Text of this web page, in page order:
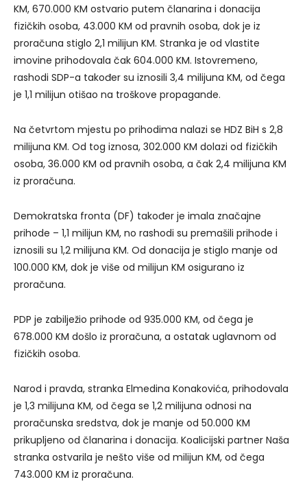
KM, 670.000 KM ostvario putem članarina i donacija
fizičkih osoba, 43.000 KM od pravnih osoba, dok je iz
proračuna stiglo 2,1 milijun KM. Stranka je od vlastite
imovine prihodovala čak 604.000 KM. Istovremeno,
rashodi SDP-a također su iznosili 3,4 milijuna KM, od čega
je 1,1 milijun otišao na troškove propagande.
Na četvrtom mjestu po prihodima nalazi se HDZ BiH s 2,8
milijuna KM. Od tog iznosa, 302.000 KM dolazi od fizičkih
osoba, 36.000 KM od pravnih osoba, a čak 2,4 milijuna KM
iz proračuna.
Demokratska fronta (DF) također je imala značajne
prihode – 1,1 milijun KM, no rashodi su premašili prihode i
iznosili su 1,2 milijuna KM. Od donacija je stiglo manje od
100.000 KM, dok je više od milijun KM osigurano iz
proračuna.
PDP je zabilježio prihode od 935.000 KM, od čega je
678.000 KM došlo iz proračuna, a ostatak uglavnom od
fizičkih osoba.
Narod i pravda, stranka Elmedina Konakovića, prihodovala
je 1,3 milijuna KM, od čega se 1,2 milijuna odnosi na
proračunska sredstva, dok je manje od 50.000 KM
prikupljeno od članarina i donacija. Koalicijski partner Naša
stranka ostvarila je nešto više od milijun KM, od čega
743.000 KM iz proračuna.